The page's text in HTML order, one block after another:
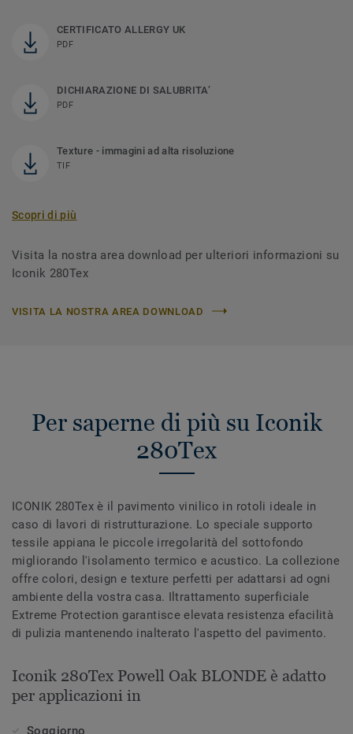
CERTIFICATO ALLERGY UK
PDF
DICHIARAZIONE DI SALUBRITA’
PDF
Texture - immagini ad alta risoluzione
TIF
Scopri di più
Visita la nostra area download per ulteriori informazioni su
Iconik 280Tex
VISITA LA NOSTRA AREA DOWNLOAD
Per saperne di più su Iconik
280Tex
ICONIK 280Tex è il pavimento vinilico in rotoli ideale in
caso di lavori di ristrutturazione. Lo speciale supporto
tessile appiana le piccole irregolarità del sottofondo
migliorando l'isolamento termico e acustico. La collezione
offre colori, design e texture perfetti per adattarsi ad ogni
ambiente della vostra casa. Iltrattamento superficiale
Extreme Protection garantisce elevata resistenza efacilità
di pulizia mantenendo inalterato l'aspetto del pavimento.
Iconik 280Tex Powell Oak BLONDE è adatto
per applicazioni in
Soggiorno